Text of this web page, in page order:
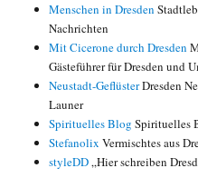
Menschen in Dresden
Nachrichten
Mit Cicerone durch Dresden
Gästeführer für Dresden und
Neustadt-GeflüsterDresden
Launer
Spirituelles Blog Spirituelles
Stefanolix Vermischtes aus
styleDD„Hier schreiben